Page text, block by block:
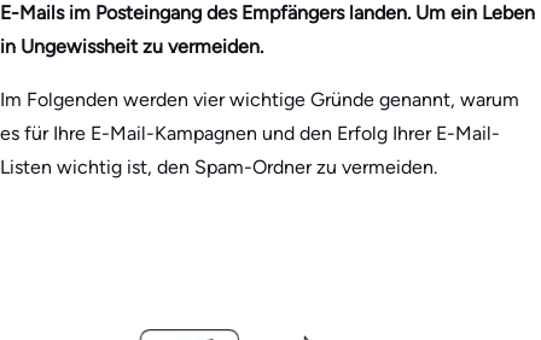
E-Mails im Posteingang des Empfängers landen. Um ein Leben
in Ungewissheit zu vermeiden.
Im Folgenden werden vier wichtige Gründe genannt, warum
es für Ihre E-Mail-Kampagnen und den Erfolg Ihrer E-Mail-
Listen wichtig ist, den Spam-Ordner zu vermeiden.